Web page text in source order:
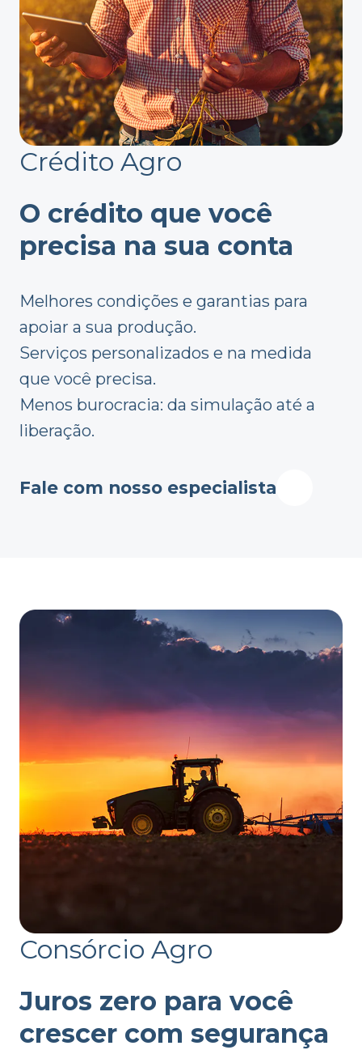
Crédito Agro
O crédito que você
precisa na sua conta
Melhores condições e garantias para
apoiar a sua produção.
Serviços personalizados e na medida
que você precisa.
Menos burocracia: da simulação até a
liberação.
Fale com nosso especialista
Consórcio Agro
Juros zero para você
crescer com segurança